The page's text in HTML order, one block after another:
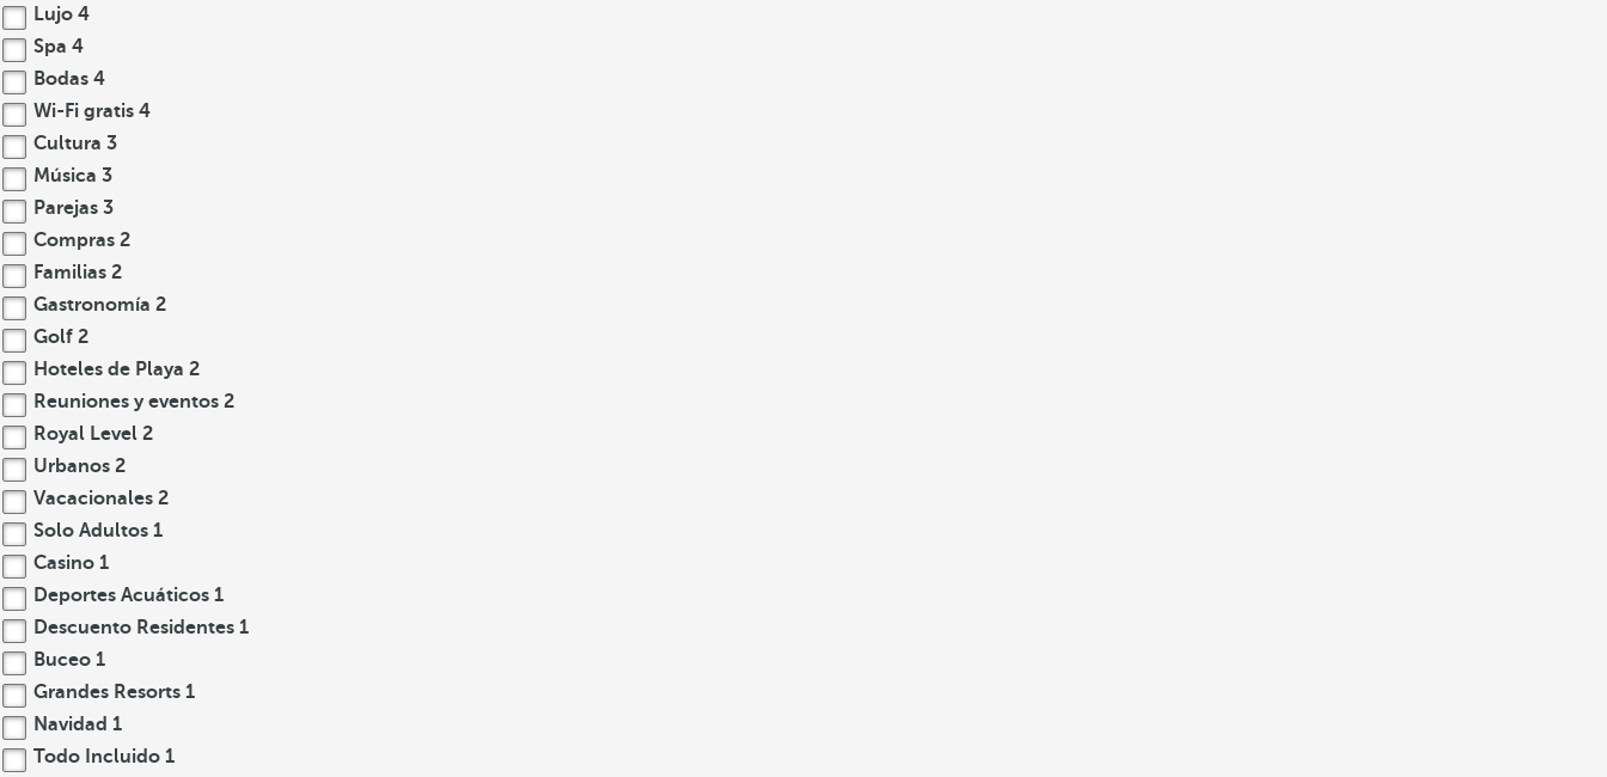
Lujo 4
Spa 4
Bodas 4
Wi-Fi gratis 4
Cultura 3
Música 3
Parejas 3
Compras 2
Familias 2
Gastronomía 2
Golf 2
Hoteles de Playa 2
Reuniones y eventos 2
Royal Level 2
Urbanos 2
Vacacionales 2
Solo Adultos 1
Casino 1
Deportes Acuáticos 1
Descuento Residentes 1
Buceo 1
Grandes Resorts 1
Navidad 1
Todo Incluido 1